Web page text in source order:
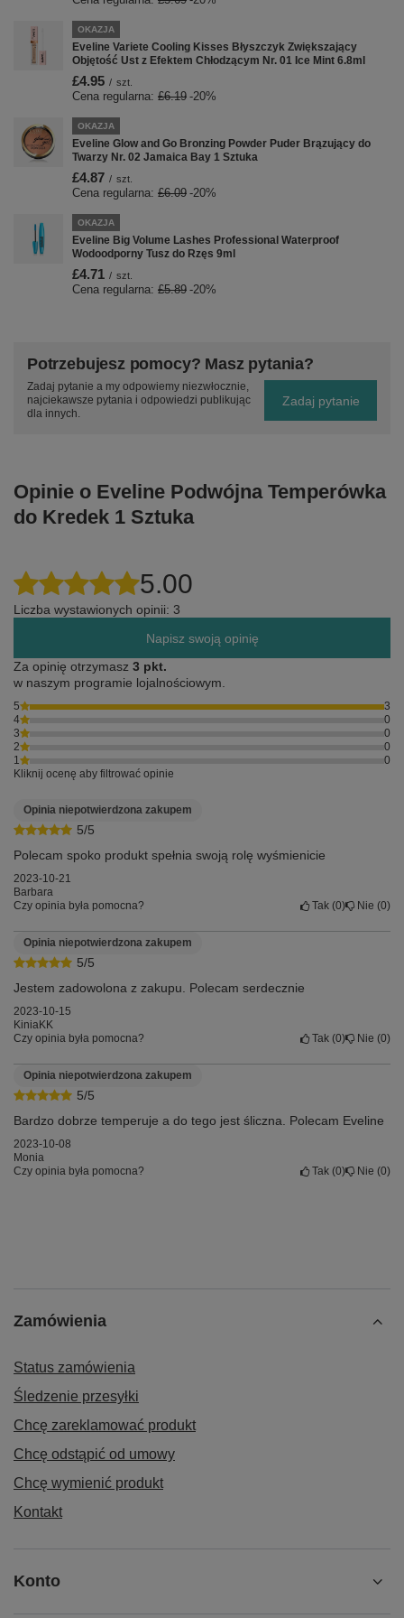
OKAZJA
Eveline Variete Cooling Kisses Błyszczyk Zwiększający
Objętość Ust z Efektem Chłodzącym Nr. 01 Ice Mint 6.8ml
£4.95 / szt.
Cena regularna: £6.19 -20%
OKAZJA
Eveline Glow and Go Bronzing Powder Puder Brązujący do
Twarzy Nr. 02 Jamaica Bay 1 Sztuka
£4.87 / szt.
Cena regularna: £6.09 -20%
OKAZJA
Eveline Big Volume Lashes Professional Waterproof
Wodoodporny Tusz do Rzęs 9ml
£4.71 / szt.
Cena regularna: £5.89 -20%
Potrzebujesz pomocy? Masz pytania?
Zadaj pytanie a my odpowiemy niezwłocznie,
najciekawsze pytania i odpowiedzi publikując
dla innych.
Zadaj pytanie
Opinie o Eveline Podwójna Temperówka
do Kredek 1 Sztuka
5.00
Liczba wystawionych opinii: 3
Napisz swoją opinię
Za opinię otrzymasz 3 pkt.
w naszym programie lojalnościowym.
5
3
4
0
3
0
2
0
1
0
Kliknij ocenę aby filtrować opinie
5/5
Opinia niepotwierdzona zakupem
Polecam spoko produkt spełnia swoją rolę wyśmienicie
2023-10-21
Barbara
Czy opinia była pomocna?
Tak 0 Nie 0
5/5
Opinia niepotwierdzona zakupem
Jestem zadowolona z zakupu. Polecam serdecznie
2023-10-15
KiniaKK
Czy opinia była pomocna?
Tak 0 Nie 0
5/5
Opinia niepotwierdzona zakupem
Bardzo dobrze temperuje a do tego jest śliczna. Polecam Eveline
2023-10-08
Monia
Czy opinia była pomocna?
Tak 0 Nie 0
Zamówienia
Status zamówienia
Śledzenie przesyłki
Chcę zareklamować produkt
Chcę odstąpić od umowy
Chcę wymienić produkt
Kontakt
Konto